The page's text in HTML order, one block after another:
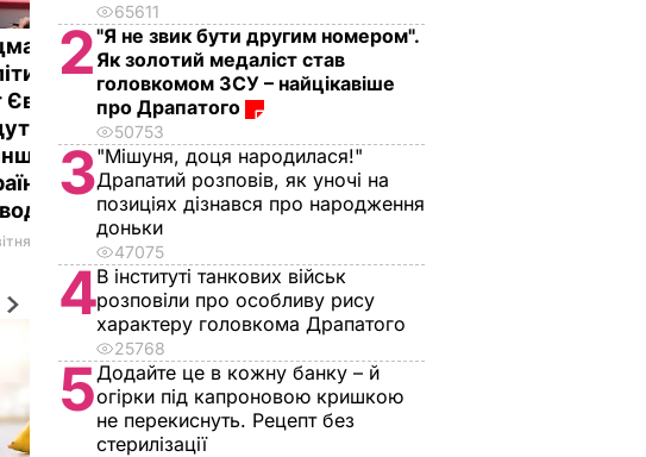
Або
створять
Європу, або
жити в гівні,
народ.
зараз –
човен
09.00 ПОЛІТИКА
65611
2"Я не звик бути другим номером".
Як золотий медаліст став
головкомом ЗСУ – найцікавіше
про Драпатого
50753
3"Мішуня, доця народилася!"
Драпатий розповів, як уночі на
позиціях дізнався про народження
доньки
47075
4В інституті танкових військ
розповіли про особливу рису
характеру головкома Драпатого
25768
5Додайте це в кожну банку – й
огірки під капроновою кришкою
не перекиснуть. Рецепт без
стерилізації